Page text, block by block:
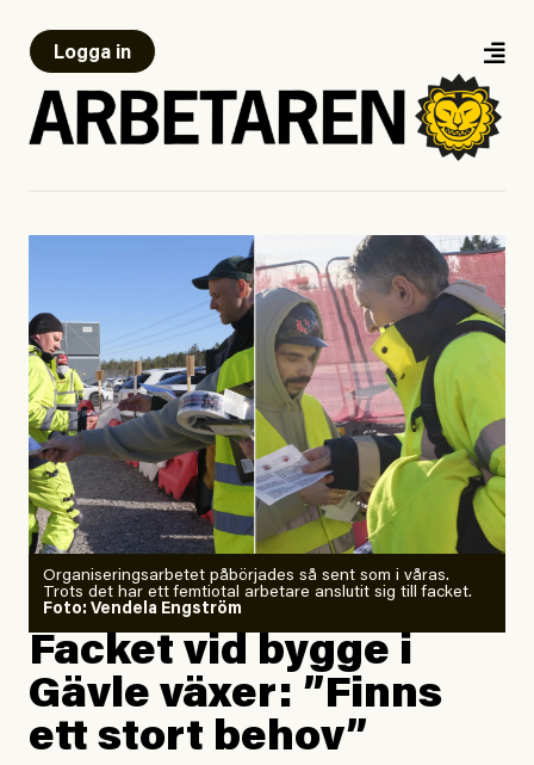
Logga in
Organiseringsarbetet påbörjades så sent som i våras.
Trots det har ett femtiotal arbetare anslutit sig till facket.
Foto: Vendela Engström
Facket vid bygge i
Gävle växer: ”Finns
ett stort behov”